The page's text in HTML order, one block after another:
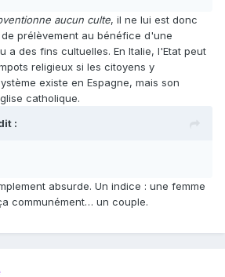
aucun culte, il ne lui est donc
prélèvement au bénéfice d'une
a des fins cultuelles. En Italie, l'Etat peut
religieux si les citoyens y
existe en Espagne, mais son
catholique.
:
absurde. Un indice : une femme
communément… un couple.